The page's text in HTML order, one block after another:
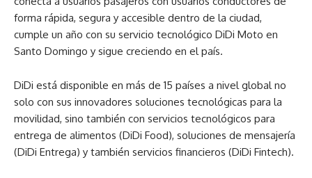
forma rápida, segura y accesible dentro de la ciudad,
cumple un año con su servicio tecnológico DiDi Moto en
Santo Domingo y sigue creciendo en el país.
DiDi está disponible en más de 15 países a nivel global no
solo con sus innovadores soluciones tecnológicas para la
movilidad, sino también con servicios tecnológicos para
entrega de alimentos (DiDi Food), soluciones de mensajería
(DiDi Entrega) y también servicios financieros (DiDi Fintech).